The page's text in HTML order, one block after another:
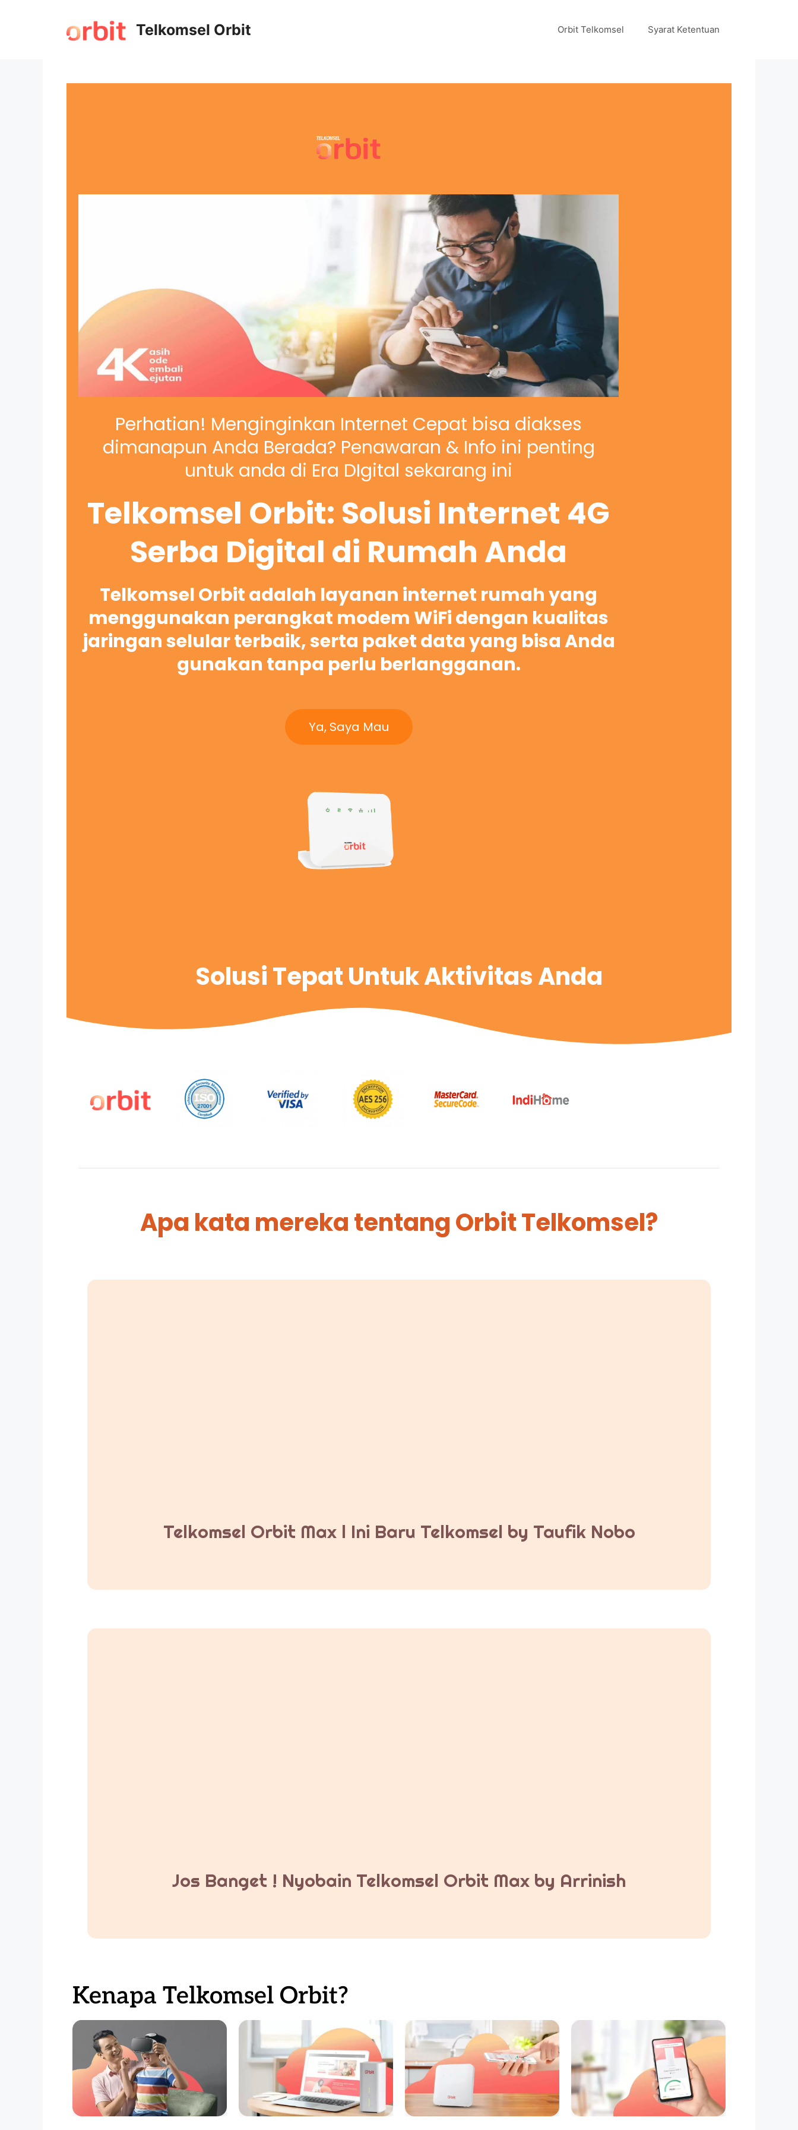
Telkomsel Orbit Orbit Telkomsel Syarat Ketentuan
Perhatian! Menginginkan Internet Cepat bisa diakses
dimanapun Anda Berada? Penawaran & Info ini penting
untuk anda di Era DIgital sekarang ini
Telkomsel Orbit: Solusi Internet 4G
Serba Digital di Rumah Anda
Telkomsel Orbit adalah layanan internet rumah yang
menggunakan perangkat modem WiFi dengan kualitas
jaringan selular terbaik, serta paket data yang bisa Anda
gunakan tanpa perlu berlangganan.
Ya, Saya Mau
Solusi Tepat Untuk Aktivitas Anda
Apa kata mereka tentang Orbit Telkomsel?
Telkomsel Orbit Max l Ini Baru Telkomsel by Taufik Nobo
Jos Banget ! Nyobain Telkomsel Orbit Max by Arrinish
Kenapa Telkomsel Orbit?